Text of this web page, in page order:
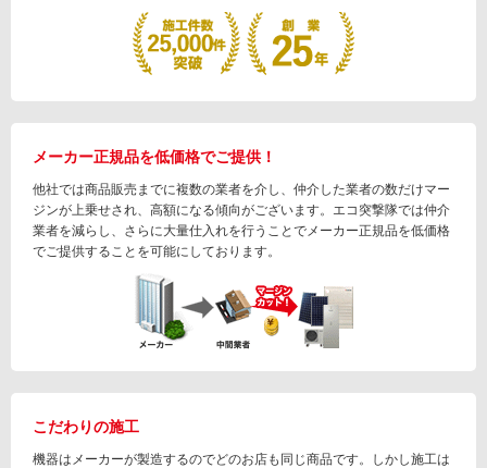
メーカー正規品を低価格でご提供！
他社では商品販売までに複数の業者を介し、仲介した業者の数だけマー
ジンが上乗せされ、高額になる傾向がございます。エコ突撃隊では仲介
業者を減らし、さらに大量仕入れを行うことでメーカー正規品を低価格
でご提供することを可能にしております。
こだわりの施工
機器はメーカーが製造するのでどのお店も同じ商品です。しかし施工は